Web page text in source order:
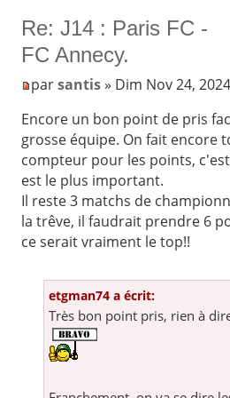
Re: J14 : Paris FC -
FC Annecy.
parsantis» Dim Nov 24,
Encore un bon point de pris
grosse équipe. On fait encore
compteur pour les points,
est le plus important.
Il reste 3 matchs de
la trêve, il faudrait prendre 6
ce serait vraiment le top!!
etgman74 a écrit:
Très bon point pris, rien à